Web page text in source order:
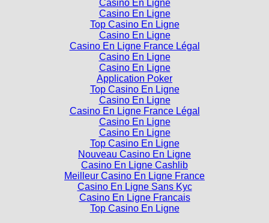
Casino En Ligne
Casino En Ligne
Top Casino En Ligne
Casino En Ligne
Casino En Ligne France Légal
Casino En Ligne
Casino En Ligne
Application Poker
Top Casino En Ligne
Casino En Ligne
Casino En Ligne France Légal
Casino En Ligne
Casino En Ligne
Top Casino En Ligne
Nouveau Casino En Ligne
Casino En Ligne Cashlib
Meilleur Casino En Ligne France
Casino En Ligne Sans Kyc
Casino En Ligne Francais
Top Casino En Ligne